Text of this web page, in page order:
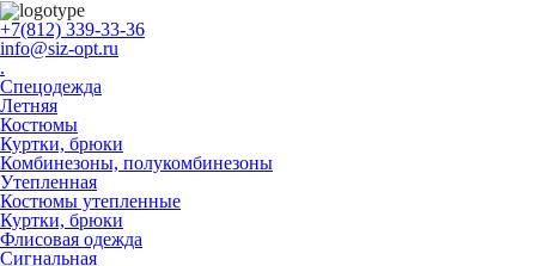
+7(812) 339-33-36
info@siz-opt.ru
.
Спецодежда
Летняя
Костюмы
Куртки, брюки
Комбинезоны, полукомбинезоны
Утепленная
Костюмы утепленные
Куртки, брюки
Флисовая одежда
Сигнальная